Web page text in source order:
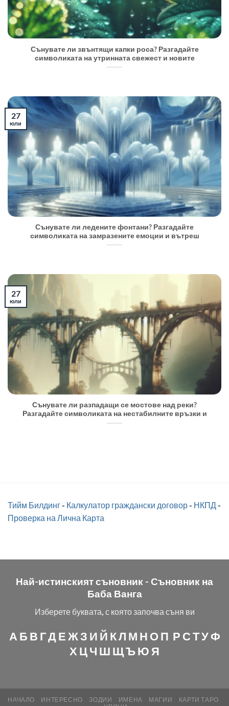
Сънувате ли звънтящи капки роса? Разгадайте
символиката на утринната свежест и новите
Сънувате ли ледените фонтани? Разгадайте
символиката на замразените емоции и вътреш
27
юли
Сънувате ли разпадащи се мостове над реки?
Разгадайте символиката на нестабилните връзки и
27
юли
Тийм Билдинг- Калкулатор граждански договор- НКПД-
Проверка на Лична Карта
Най-истинският съновник - Съновник на
Баба Ванга
Изберете буквата, с която започва съня ви
А Б В ГДЕЖЗ И Й КЛ М Н О П Р СТУФ
Х ЦЧ Ш ЩЪЮ Я
НАЧАЛО ИНТЕРЕСНО ЗОДИИ ИМЕНА МАГИИ
КАРТИ ТАРО